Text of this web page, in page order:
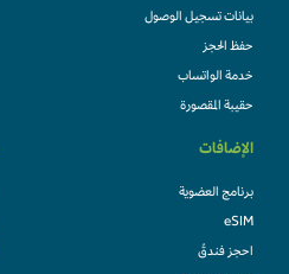
بيانات تسجيل الوصول
حفظ الحجز
خدمة الواتساب
حقيبة المقصورة
الإضافات
برنامج العضوية
eSIM
احجز فندقً